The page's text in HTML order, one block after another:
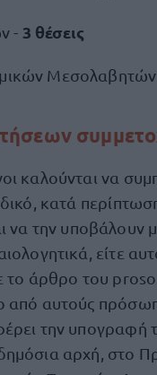
- 3 θέσεις
καλούνται να
κατά
να την υποβάλουν
είτε
το άρθρο του
από αυτούς
την υπογραφή
αρχή, στο